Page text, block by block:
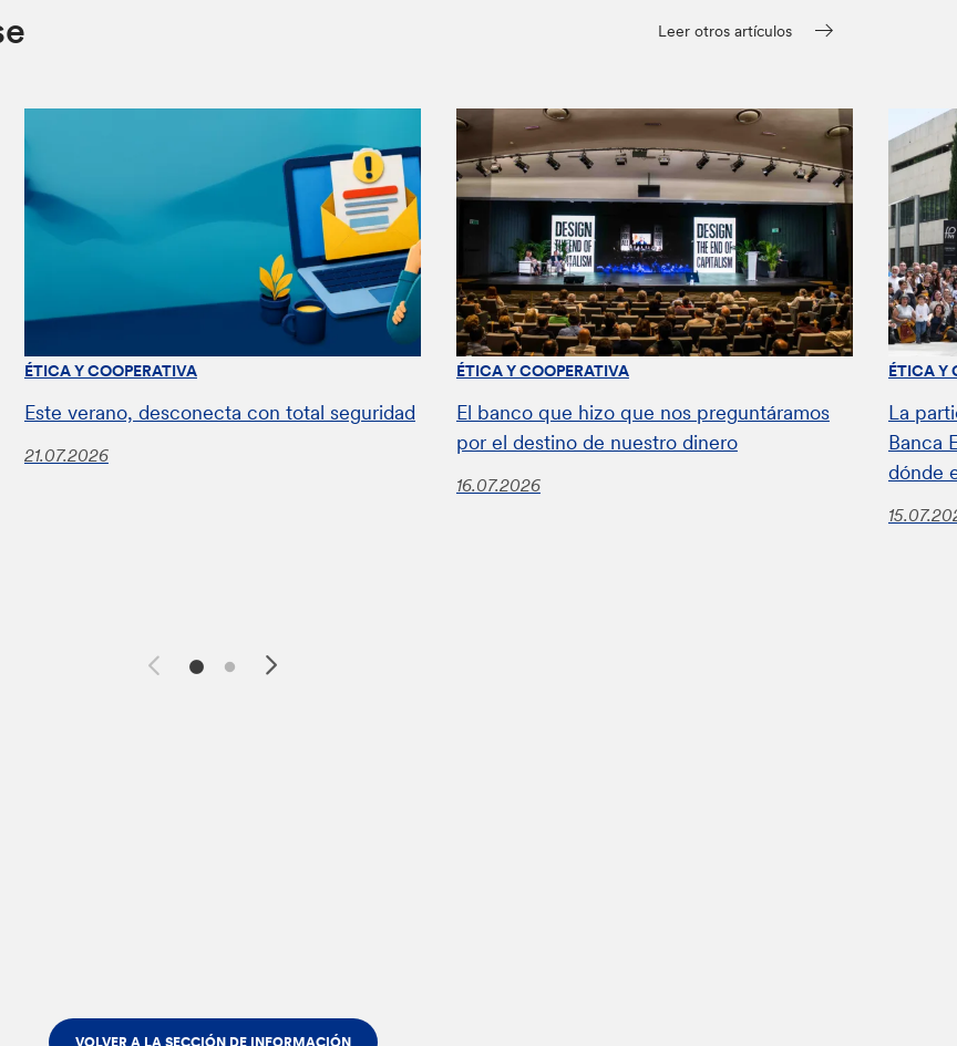
Leer otros artículos
ÉTICA Y COOPERATIVA
Este verano, desconecta con total seguridad
21.07.2026
ÉTICA Y COOPERATIVA
El banco que hizo que nos preguntáramos
por el destino de nuestro dinero
16.07.2026
ÉTICA Y
La
Banca
dónde
VOLVER A LA SECCIÓN DE INFORMACIÓN